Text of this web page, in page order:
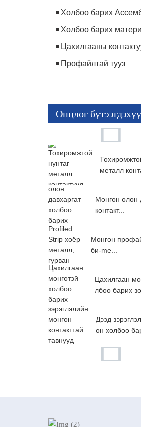
Холбоо барих
Холбоо барих
Цахилгааны
Профайлтай тууз
Онцлог
металл
Мөнгөн олон
контакт...
Мөнгөн
би-me...
Цахилгаан
лбоо барих
Дээд
өн холбоо